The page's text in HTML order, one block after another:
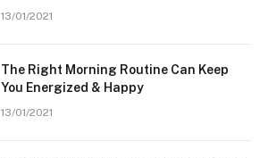
13/01/2021
The Right Morning Routine Can Keep
You Energized & Happy
13/01/2021